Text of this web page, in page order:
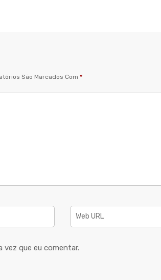
São Marcados Com *
vez que eu comentar.